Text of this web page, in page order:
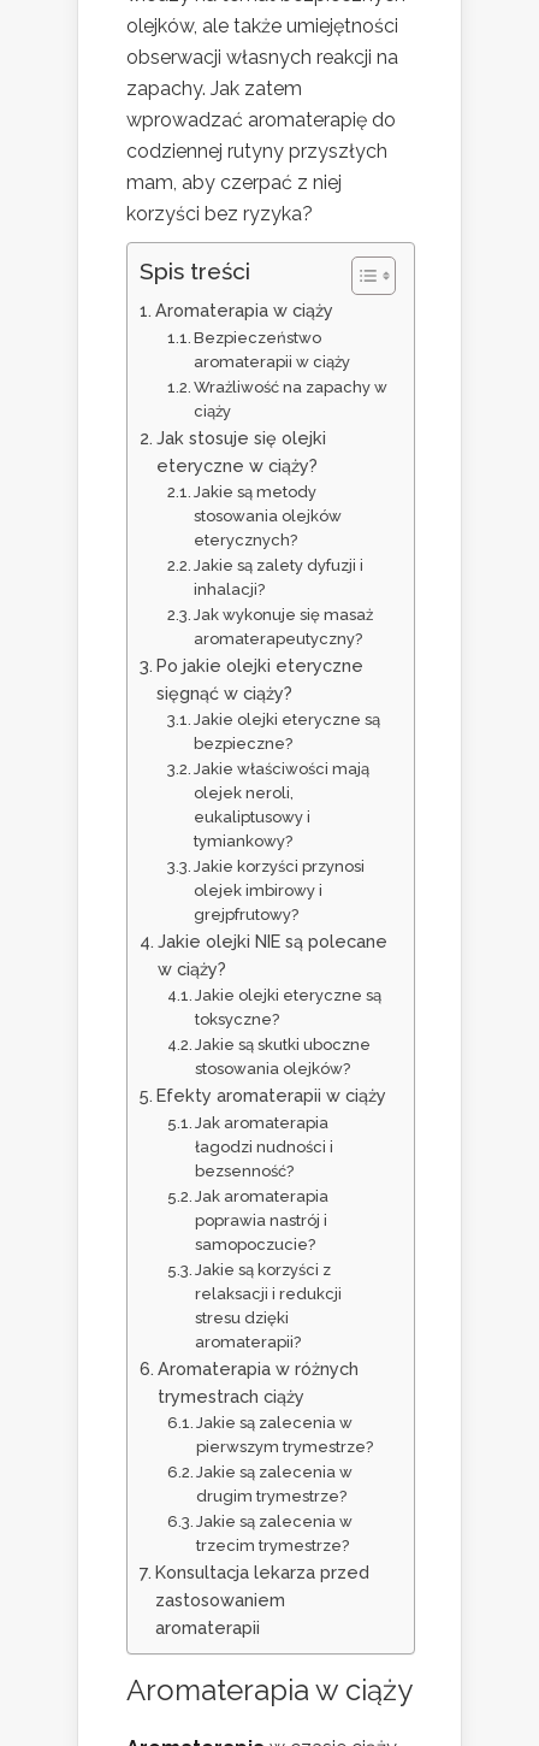
olejków, ale także umiejętności
obserwacji własnych reakcji na
zapachy. Jak zatem
wprowadzać aromaterapię do
codziennej rutyny przyszłych
mam, aby czerpać z niej
korzyści bez ryzyka?
Spis treści
Aromaterapia w ciąży
Bezpieczeństwo
aromaterapii w ciąży
Wrażliwość na zapachy w
ciąży
Jak stosuje się olejki
eteryczne w ciąży?
Jakie są metody
stosowania olejków
eterycznych?
Jakie są zalety dyfuzji i
inhalacji?
Jak wykonuje się masaż
aromaterapeutyczny?
Po jakie olejki eteryczne
sięgnąć w ciąży?
Jakie olejki eteryczne są
bezpieczne?
Jakie właściwości mają
olejek neroli,
eukaliptusowy i
tymiankowy?
Jakie korzyści przynosi
olejek imbirowy i
grejpfrutowy?
Jakie olejki NIE są polecane
w ciąży?
Jakie olejki eteryczne są
toksyczne?
Jakie są skutki uboczne
stosowania olejków?
Efekty aromaterapii w ciąży
Jak aromaterapia
łagodzi nudności i
bezsenność?
Jak aromaterapia
poprawia nastrój i
samopoczucie?
Jakie są korzyści z
relaksacji i redukcji
stresu dzięki
aromaterapii?
Aromaterapia w różnych
trymestrach ciąży
Jakie są zalecenia w
pierwszym trymestrze?
Jakie są zalecenia w
drugim trymestrze?
Jakie są zalecenia w
trzecim trymestrze?
Konsultacja lekarza przed
zastosowaniem
aromaterapii
Aromaterapia w ciąży